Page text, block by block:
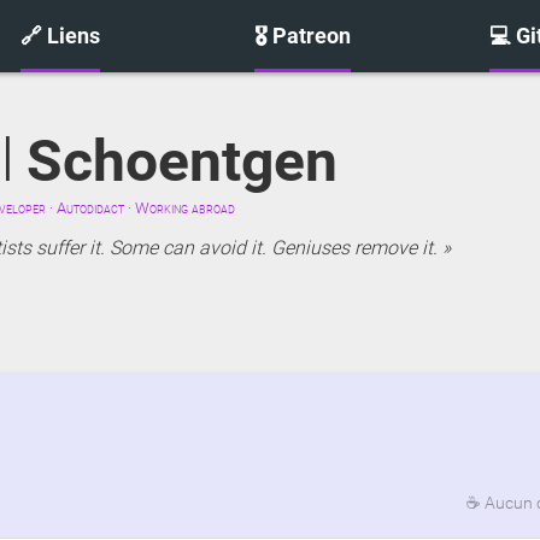
🔗 Liens 🎖️ Patreon 💻
Schoentgen
· Autodidact · Working abroad
suffer it. Some can avoid it. Geniuses remove it.
☕Aucun